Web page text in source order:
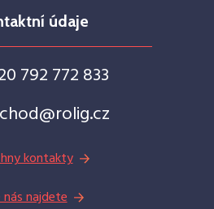
údaje
792 772 833
kontakty
nás najdete